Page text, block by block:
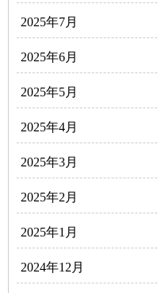
2025年7月
2025年6月
2025年5月
2025年4月
2025年3月
2025年2月
2025年1月
2024年12月